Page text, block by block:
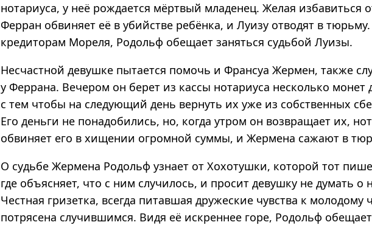
нотариуса, у неё рождается мёртвый младенец. Желая избавиться
Ферран обвиняет её в убийстве ребёнка, и Луизу отводят в
кредиторам Мореля, Родольф обещает заняться судьбой Луизы.
Несчастной девушке пытается помочь и Франсуа Жермен, также
у Феррана. Вечером он берет из кассы нотариуса несколько монет
с тем чтобы на следующий день вернуть их уже из собственных
Его деньги не понадобились, но, когда утром он возвращает их,
обвиняет его в хищении огромной суммы, и Жермена сажают в
О судьбе Жермена Родольф узнает от Хохотушки, которой тот
где объясняет, что с ним случилось, и просит девушку не думать о
Честная гризетка, всегда питавшая дружеские чувства к молодому
потрясена случившимся. Видя её искреннее горе, Родольф обещает